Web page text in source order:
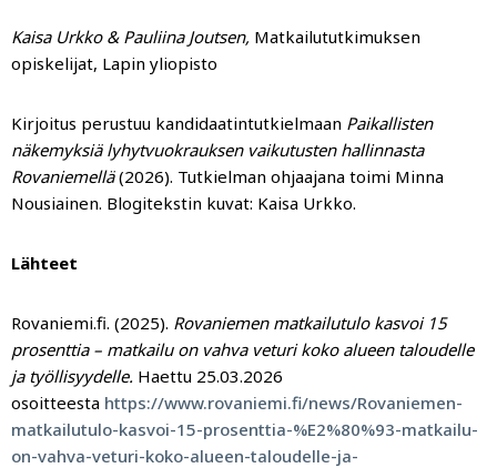
Kaisa Urkko & Pauliina Joutsen, Matkailututkimuksen
opiskelijat, Lapin yliopisto
Kirjoitus perustuu kandidaatintutkielmaan Paikallisten
näkemyksiä lyhytvuokrauksen vaikutusten hallinnasta
Rovaniemellä(2026). Tutkielman ohjaajana toimi Minna
Nousiainen. Blogitekstin kuvat: Kaisa Urkko.
Lähteet
Rovaniemi.fi. (2025). Rovaniemen matkailutulo kasvoi 15
prosenttia – matkailu on vahva veturi koko alueen taloudelle
ja työllisyydelle. Haettu 25.03.2026
osoitteesta https://www.rovaniemi.fi/news/Rovaniemen-
matkailutulo-kasvoi-15-prosenttia-%E2%80%93-matkailu-
on-vahva-veturi-koko-alueen-taloudelle-ja-